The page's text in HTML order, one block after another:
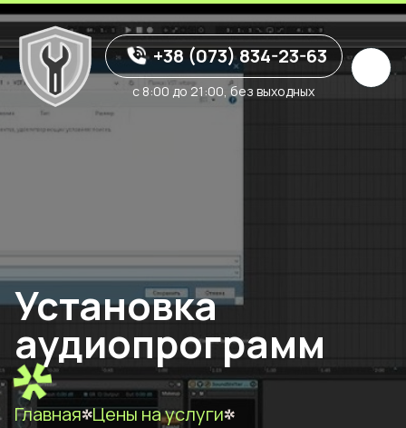
+38 (073) 834-23-63
с 8:00 до 21:00, без выходных
Установка
аудиопрограмм
Главная Цены на услуги